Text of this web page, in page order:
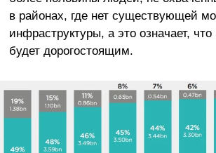
в районах, где нет существующей
инфраструктуры, а это означает,
будет дорогостоящим.